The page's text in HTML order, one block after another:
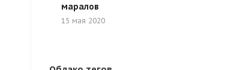
маралов
15 мая 2020